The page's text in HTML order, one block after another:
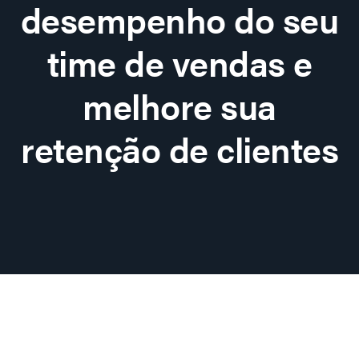
desempenho do seu
time de vendas e
melhore sua
retenção de clientes